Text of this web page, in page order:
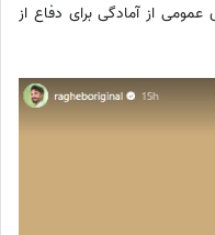
از آمادگی برای دفاع از